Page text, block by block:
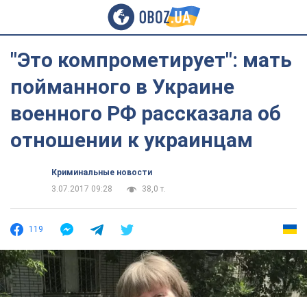
"Это компрометирует": мать
пойманного в Украине
военного РФ рассказала об
отношении к украинцам
Криминальные новости
3.07.2017 09:28
38,0 т.
119